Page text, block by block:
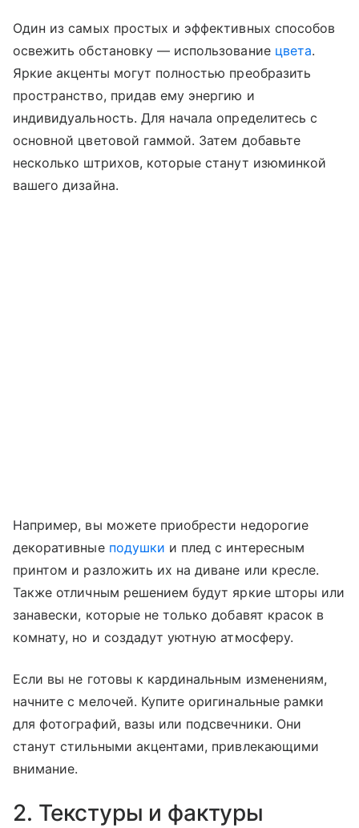
Один из самых простых и эффективных способов
освежить обстановку — использование цвета.
Яркие акценты могут полностью преобразить
пространство, придав ему энергию и
индивидуальность. Для начала определитесь с
основной цветовой гаммой. Затем добавьте
несколько штрихов, которые станут изюминкой
вашего дизайна.
Например, вы можете приобрести недорогие
декоративные подушки и плед с интересным
принтом и разложить их на диване или кресле.
Также отличным решением будут яркие шторы или
занавески, которые не только добавят красок в
комнату, но и создадут уютную атмосферу.
Если вы не готовы к кардинальным изменениям,
начните с мелочей. Купите оригинальные рамки
для фотографий, вазы или подсвечники. Они
станут стильными акцентами, привлекающими
внимание.
2. Текстуры и фактуры